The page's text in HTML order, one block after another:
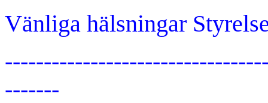
Vänliga hälsningar
-------